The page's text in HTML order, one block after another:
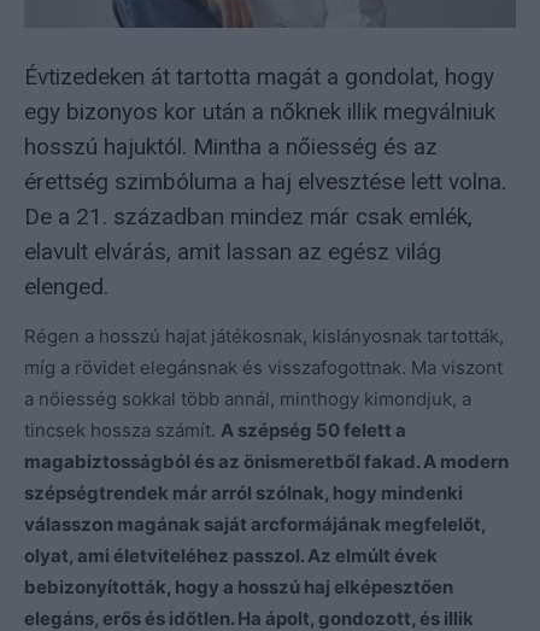
Évtizedeken át tartotta magát a gondolat, hogy
egy bizonyos kor után a nőknek illik megválniuk
hosszú hajuktól. Mintha a nőiesség és az
érettség szimbóluma a haj elvesztése lett volna.
De a 21. században mindez már csak emlék,
elavult elvárás, amit lassan az egész világ
elenged.
Régen a hosszú hajat játékosnak, kislányosnak tartották,
míg a rövidet elegánsnak és visszafogottnak. Ma viszont
a nőiesség sokkal több annál, minthogy kimondjuk, a
tincsek hossza számít. A szépség 50 felett a
magabiztosságból és az önismeretből fakad. A modern
szépségtrendek már arról szólnak, hogy mindenki
válasszon magának saját arcformájának megfelelőt,
olyat, ami életviteléhez passzol. Az elmúlt évek
bebizonyították, hogy a hosszú haj elképesztően
elegáns, erős és időtlen. Ha ápolt, gondozott, és illik